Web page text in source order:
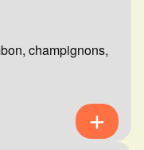
champignons,